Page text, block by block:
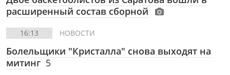
расширенный состав сборной
16:13 НОВОСТИ
Болельщики "Кристалла" снова выходят на
митинг 5